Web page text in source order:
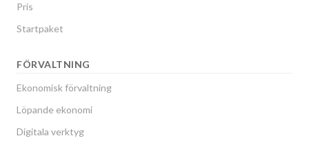
Pris
Startpaket
FÖRVALTNING
Ekonomisk förvaltning
Löpande ekonomi
Digitala verktyg